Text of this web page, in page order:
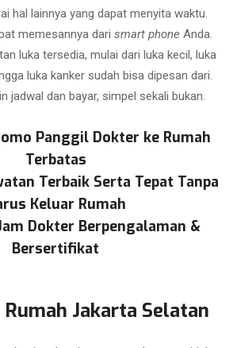
hal lainnya yang dapat menyita waktu.
memesannya dari smart phone Anda.
luka tersedia, mulai dari luka kecil, luka
luka kanker sudah bisa dipesan dari.
jadwal dan bayar, simpel sekali bukan.
Panggil Dokter ke Rumah
Terbatas
Terbaik Serta Tepat Tanpa
Keluar Rumah
Dokter Berpengalaman &
Bersertifikat
Jakarta Selatan